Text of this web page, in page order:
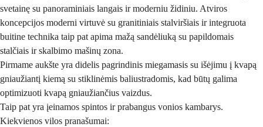
svetainę su panoraminiais langais ir moderniu židiniu. Atviros
koncepcijos moderni virtuvė su granitiniais stalviršiais ir integruota
buitine technika taip pat apima mažą sandėliuką su papildomais
stalčiais ir skalbimo mašinų zona.
Pirmame aukšte yra didelis pagrindinis miegamasis su išėjimu į kvapą
gniaužiantį kiemą su stiklinėmis baliustradomis, kad būtų galima
optimizuoti kvapą gniaužiančius vaizdus.
Taip pat yra įeinamos spintos ir prabangus vonios kambarys.
Kiekvienos vilos pranašumai: